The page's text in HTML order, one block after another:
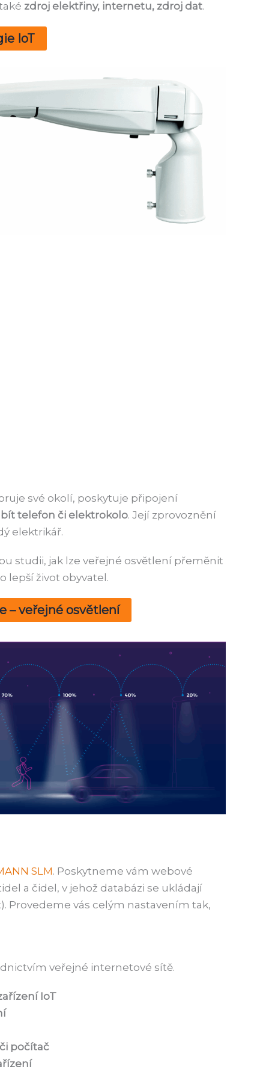
zdroj elektřiny, internetu, zdroj dat.
IoT
své okolí, poskytuje připojení
telefon či elektrokolo. Její zprovoznění
elektrikář.
studii, jak lze veřejné osvětlení přeměnit
lepší život obyvatel.
– veřejné osvětlení
SLM. Poskytneme vám webové
a čidel, v jehož databázi se ukládají
Provedeme vás celým nastavením tak,
veřejné internetové sítě.
IoT
počítač